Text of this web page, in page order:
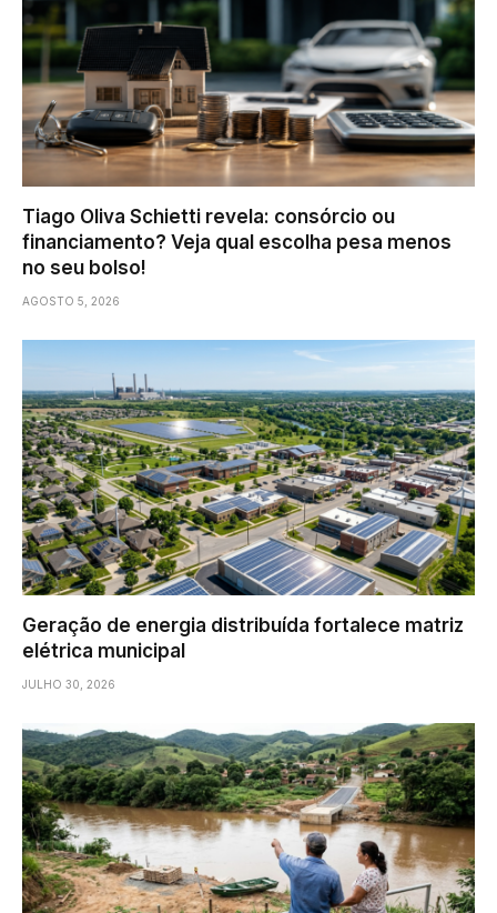
Tiago Oliva Schietti revela: consórcio ou
financiamento? Veja qual escolha pesa menos
no seu bolso!
AGOSTO 5, 2026
Geração de energia distribuída fortalece matriz
elétrica municipal
JULHO 30, 2026